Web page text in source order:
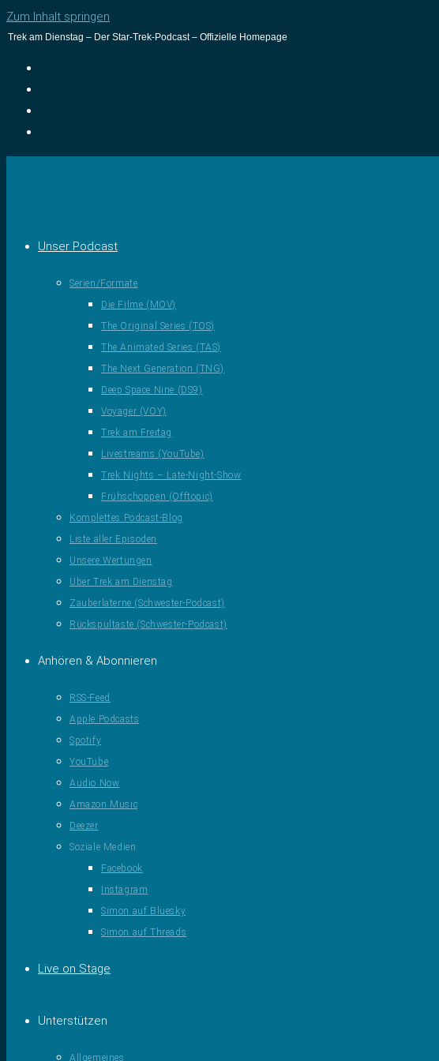
Zum Inhalt springen
Trek am Dienstag – Der Star-Trek-Podcast – Offizielle Homepage
Unser Podcast
Serien/Formate
Die Filme (MOV)
The Original Series (TOS)
The Animated Series (TAS)
The Next Generation (TNG)
Deep Space Nine (DS9)
Voyager (VOY)
Trek am Freitag
Livestreams (YouTube)
Trek Nights – Late-Night-Show
Frühschoppen (Offtopic)
Komplettes Podcast-Blog
Liste aller Episoden
Unsere Wertungen
Über Trek am Dienstag
Zauberlaterne (Schwester-Podcast)
Rückspultaste (Schwester-Podcast)
Anhören & Abonnieren
RSS-Feed
Apple Podcasts
Spotify
YouTube
Audio Now
Amazon Music
Deezer
Soziale Medien
Facebook
Instagram
Simon auf Bluesky
Simon auf Threads
Live on Stage
Unterstützen
Allgemeines